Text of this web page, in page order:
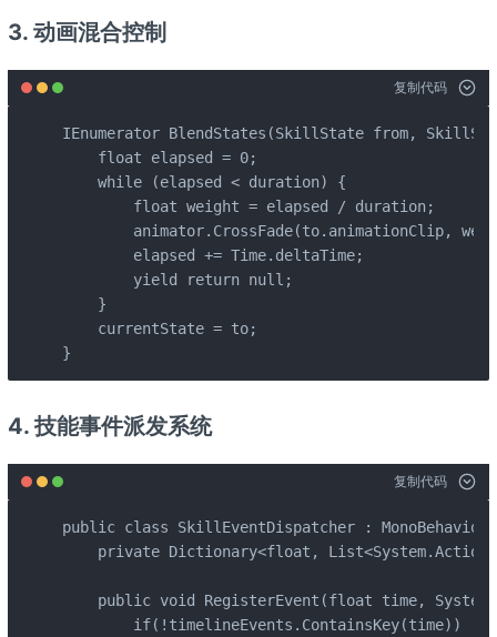
3. 动画混合控制
复制代码
IEnumerator BlendStates(SkillState from,
    float elapsed = 0;
    while (elapsed < duration) {
        float weight = elapsed / duration;
animator.CrossFade(to.animationClip,
        elapsed += Time.deltaTime;
        yield return null;
    }
    currentState = to;
}
4. 技能事件派发系统
复制代码
public class SkillEventDispatcher :
private Dictionary<float,
public void RegisterEvent(float time,
        if(!timelineEvents.ContainsKey(time))